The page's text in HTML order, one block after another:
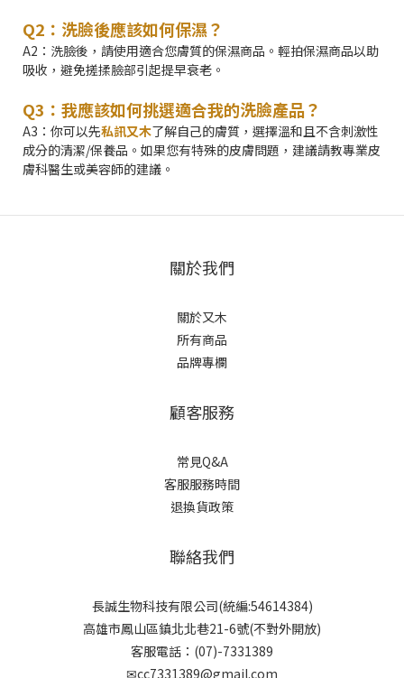
Q2：洗臉後應該如何保濕？
A2：洗臉後，請使用適合您膚質的保濕商品。輕拍保濕商品以助
吸收，避免搓揉臉部引起提早衰老。
Q3：我應該如何挑選適合我的洗臉產品？
A3：你可以先私訊又木了解自己的膚質，選擇溫和且不含刺激性
成分的清潔/保養品。如果您有特殊的皮膚問題，建議請教專業皮
膚科醫生或美容師的建議。
關於我們
關於又木
所有商品
品牌專欄
顧客服務
常見Q&A
客服服務時間
退換貨政策
聯絡我們
長誠生物科技有限公司(統編:54614384)
高雄市鳳山區鎮北北巷21-6號(不對外開放)
客服電話：(07)-7331389
✉cc7331389@gmail.com